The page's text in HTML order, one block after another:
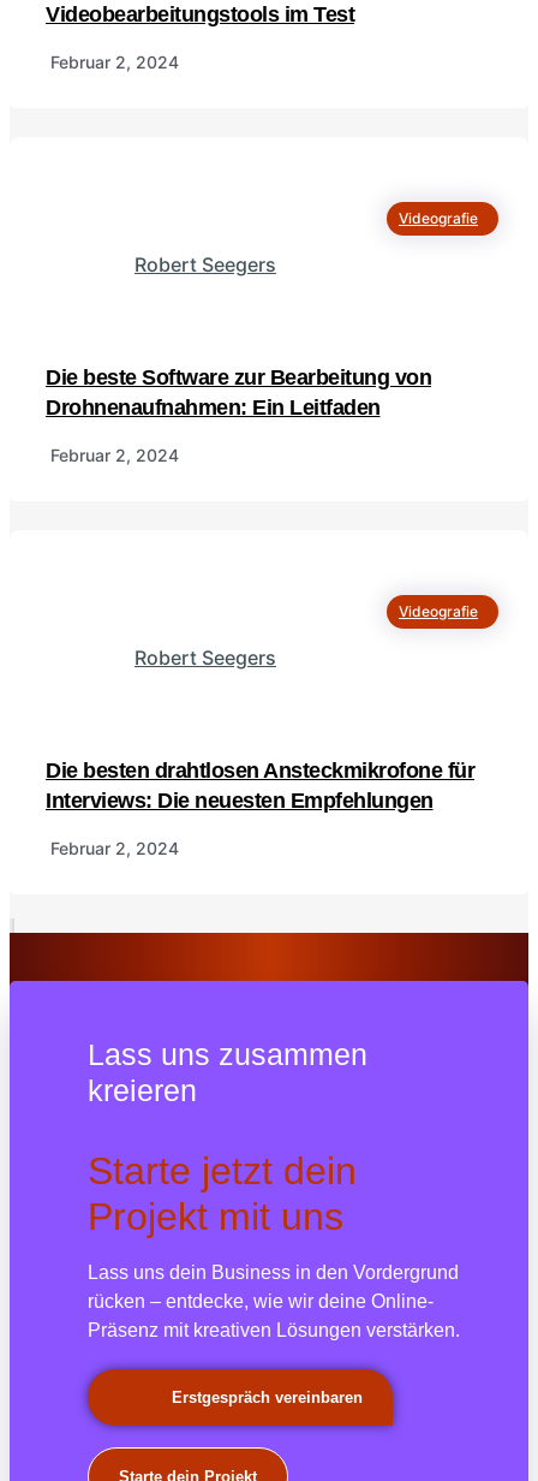
Videobearbeitungstools im Test
Februar 2, 2024
Die beste Software zur Bearbeitung von
Drohnenaufnahmen: Ein Leitfaden
Februar 2, 2024
Robert Seegers
Videografie
Die besten drahtlosen Ansteckmikrofone für
Interviews: Die neuesten Empfehlungen
Februar 2, 2024
Robert Seegers
Videografie
Lass uns zusammen
kreieren
Starte jetzt dein
Projekt mit uns
Lass uns dein Business in den Vordergrund
rücken – entdecke, wie wir deine Online-
Präsenz mit kreativen Lösungen verstärken.
Erstgespräch vereinbaren
Starte dein Projekt